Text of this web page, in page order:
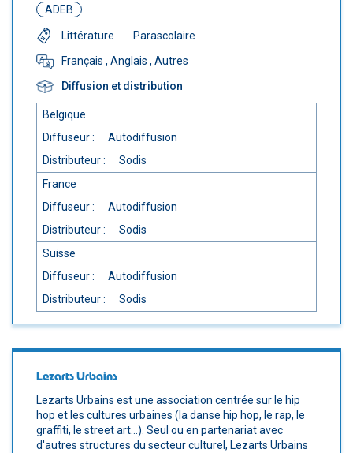
ADEB
Littérature
Parascolaire
Français , Anglais , Autres
Diffusion et distribution
Belgique
Diffuseur :
Autodiffusion
Distributeur :
Sodis
France
Diffuseur :
Autodiffusion
Distributeur :
Sodis
Suisse
Diffuseur :
Autodiffusion
Distributeur :
Sodis
Lezarts Urbains
Lezarts Urbains est une association centrée sur le hip
hop et les cultures urbaines (la danse hip hop, le rap, le
graffiti, le street art...). Seul ou en partenariat avec
d'autres structures du secteur culturel, Lezarts Urbains